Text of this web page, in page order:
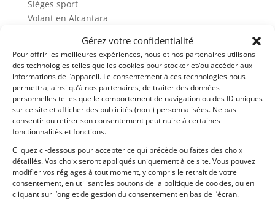
Gérez votre confidentialité
Pour offrir les meilleures expériences, nous et nos partenaires utilisons
des technologies telles que les cookies pour stocker et/ou accéder aux
informations de l’appareil. Le consentement à ces technologies nous
permettra, ainsi qu’à nos partenaires, de traiter des données
personnelles telles que le comportement de navigation ou des ID uniques
sur ce site et afficher des publicités (non-) personnalisées. Ne pas
consentir ou retirer son consentement peut nuire à certaines
fonctionnalités et fonctions.
Cliquez ci-dessous pour accepter ce qui précède ou faites des choix
détaillés. Vos choix seront appliqués uniquement à ce site. Vous pouvez
modifier vos réglages à tout moment, y compris le retrait de votre
consentement, en utilisant les boutons de la politique de cookies, ou en
cliquant sur l’onglet de gestion du consentement en bas de l’écran.
Sièges sport
Volant en Alcantara
Bluetooth
Jeu de jantes Braid
Demandez une expertise de ce modèle
Partager cette annonce